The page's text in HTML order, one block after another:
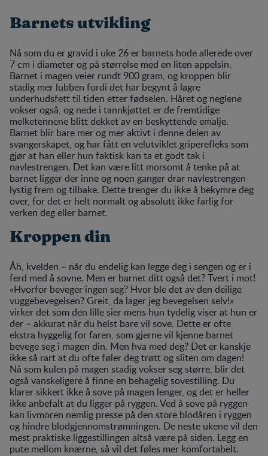
Barnets utvikling
Nå som du er gravid i uke 26 er barnets hode allerede over
7 cm i diameter og på størrelse med en liten appelsin.
Barnet i magen veier rundt 900 gram, og kroppen blir
stadig mer lubben fordi det har begynt å lagre
underhudsfett til tiden etter fødselen. Håret og neglene
vokser også, og nede i tannkjøttet er de fremtidige
melketennene blitt dekket av en beskyttende emalje.
Barnet blir bare mer og mer aktivt i denne delen av
svangerskapet, og har fått en velutviklet griperefleks som
gjør at han eller hun faktisk kan ta et godt tak i
navlestrengen. Det kan være litt morsomt å tenke på at
barnet ligger der inne og noen ganger drar navlestrengen
lystig frem og tilbake. Dette trenger du ikke å bekymre deg
over, for det er helt normalt og absolutt ikke farlig for
verken deg eller barnet.
Kroppen din
Åh, kvelden – når du endelig kan legge deg i sengen og er i
ferd med å sovne. Men er barnet ditt også det? Tvert i mot!
«Hvorfor beveger ingen seg? Hvor ble det av den deilige
vuggebevegelsen? Greit, da lager jeg bevegelsen selv!»
virker det som den lille sier mens hun tydelig viser at hun er
der – akkurat når du helst bare vil sove. Dette er ofte
ekstra hyggelig for faren, som gjerne vil kjenne barnet
bevege seg i magen din. Men hva med deg? Det er kanskje
ikke så rart at du ofte føler deg trøtt og sliten om dagen!
Nå som kulen på magen stadig vokser seg større, blir det
også vanskeligere å finne en behagelig sovestilling. Du
klarer sikkert ikke å sove på magen lenger, og det er heller
ikke anbefalt at du ligger på ryggen. Ved å sove på ryggen
kan livmoren nemlig presse på den store blodåren i ryggen
og hindre blodgjennomstrømningen. De neste ukene vil den
mest praktiske liggestillingen altså være på siden. Legg en
pute mellom knærne, så vil det føles mer komfortabelt.